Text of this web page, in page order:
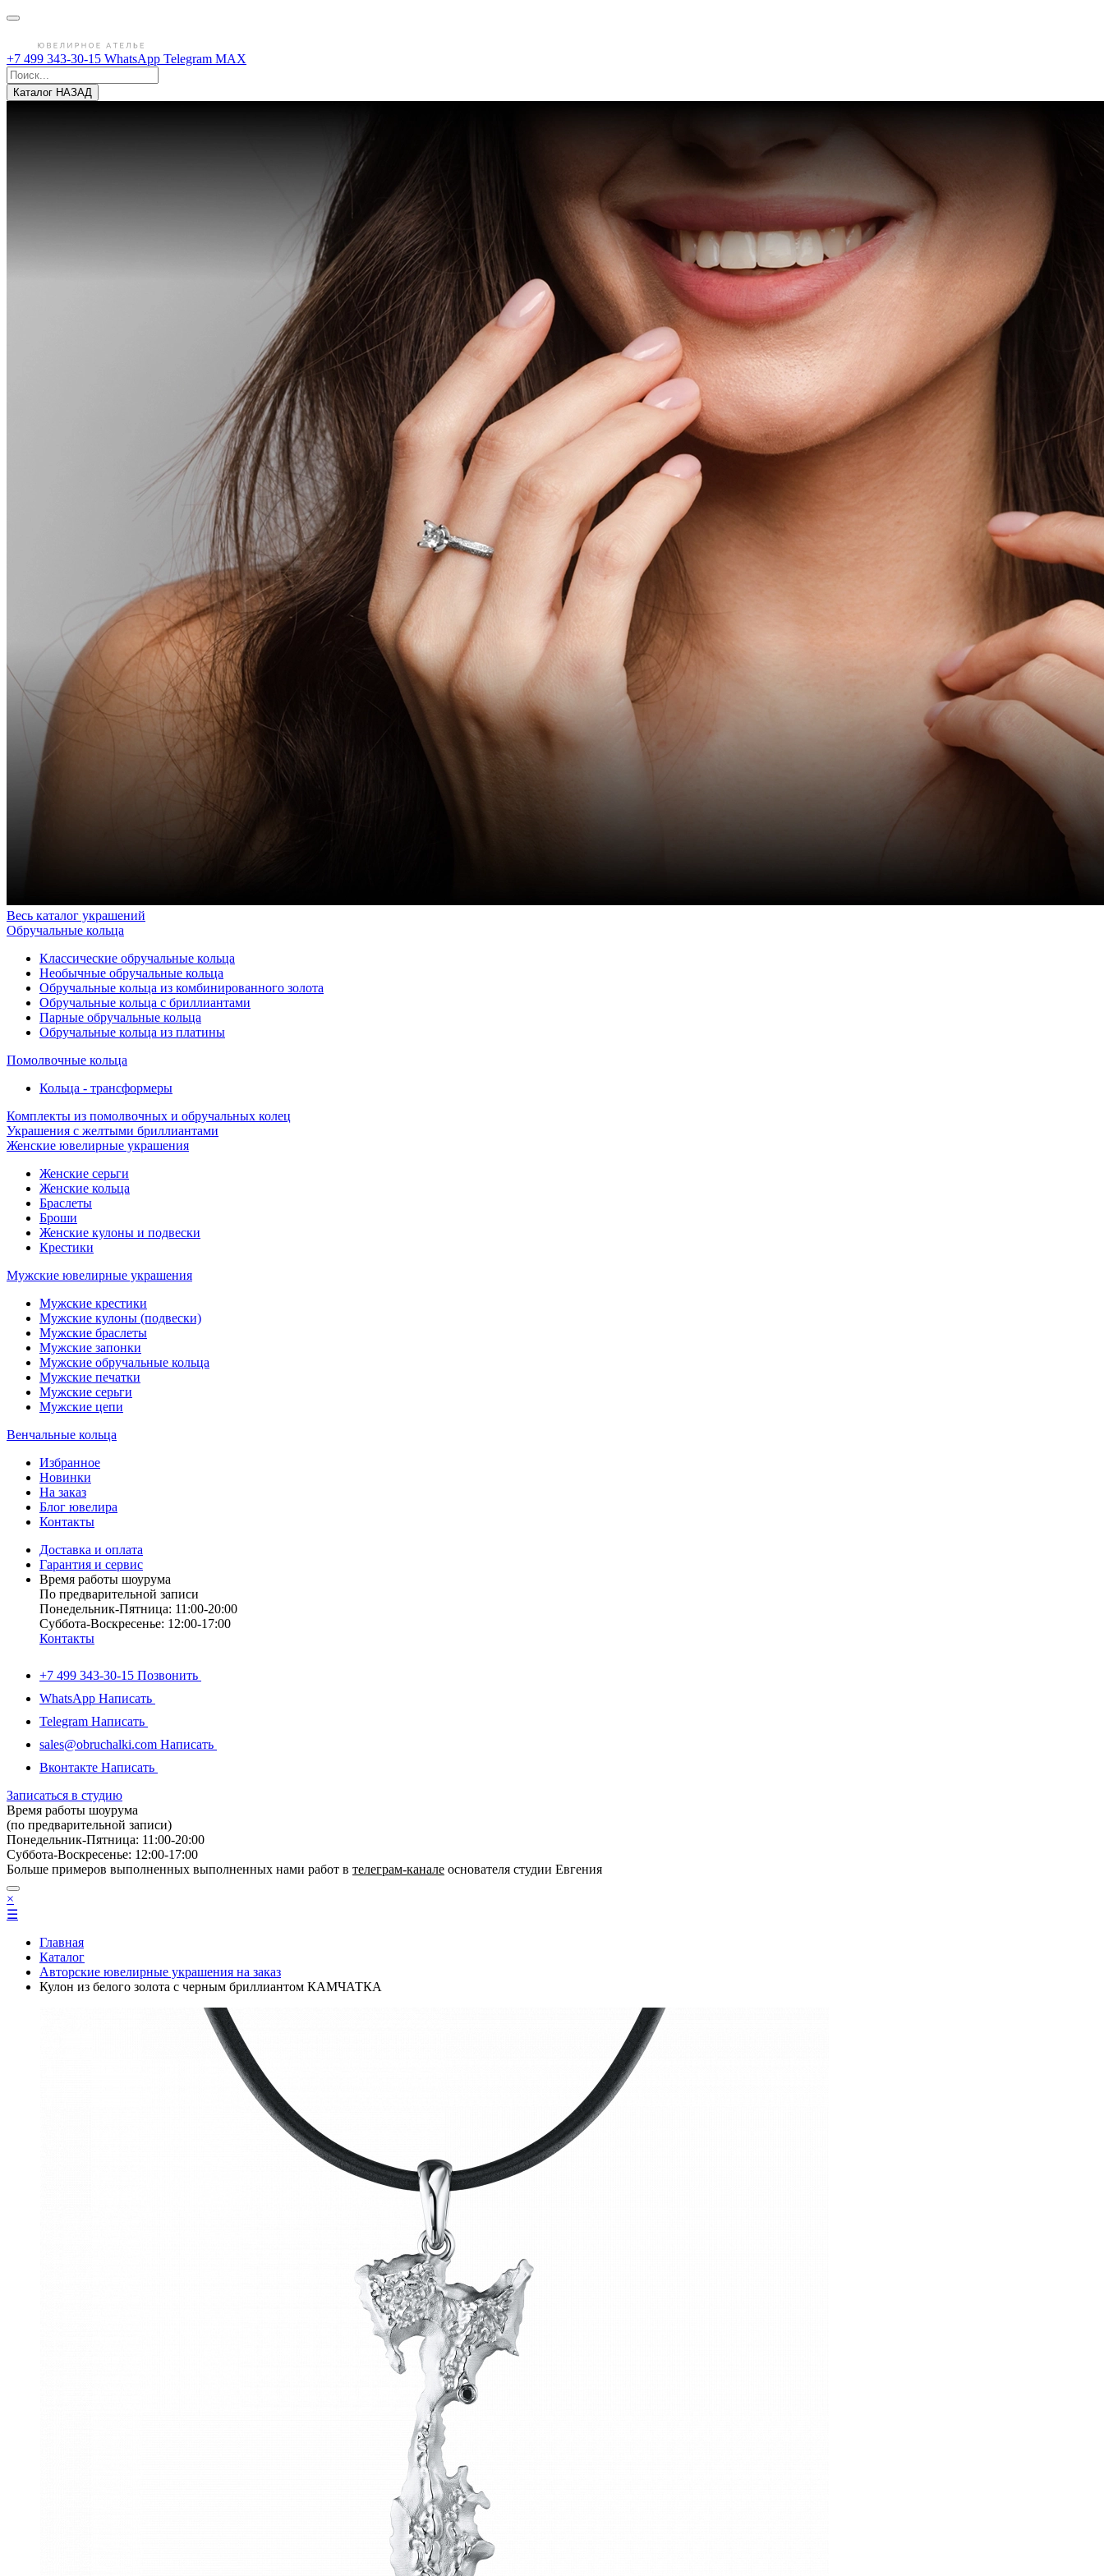
+7 499 343-30-15 WhatsApp Telegram MAX
Каталог НАЗАД
Весь каталог украшений
Обручальные кольца
Классические обручальные кольца
Необычные обручальные кольца
Обручальные кольца из комбинированного золота
Обручальные кольца с бриллиантами
Парные обручальные кольца
Обручальные кольца из платины
Помолвочные кольца
Кольца - трансформеры
Комплекты из помолвочных и обручальных колец
Украшения с желтыми бриллиантами
Женские ювелирные украшения
Женские серьги
Женские кольца
Браслеты
Броши
Женские кулоны и подвески
Крестики
Мужские ювелирные украшения
Мужские крестики
Мужские кулоны (подвески)
Мужские браслеты
Мужские запонки
Мужские обручальные кольца
Мужские печатки
Мужские серьги
Мужские цепи
Венчальные кольца
Избранное
Новинки
На заказ
Блог ювелира
Контакты
Доставка и оплата
Гарантия и сервис
Время работы шоурума
По предварительной записи
Понедельник-Пятница: 11:00-20:00
Суббота-Bоcкресенье: 12:00-17:00
Контакты
+7 499 343-30-15 Позвонить
WhatsApp Написать
Telegram Написать
sales@obruchalki.com Написать
Вконтакте Написать
Записаться в студию
Время работы шоурума
(по предварительной записи)
Понедельник-Пятница: 11:00-20:00
Суббота-Bоcкресенье: 12:00-17:00
Больше примеров выполненных выполненных нами работ в телеграм-канале основателя студии Евгения
×
☰
Главная
Каталог
Авторские ювелирные украшения на заказ
Кулон из белого золота с черным бриллиантом КАМЧАТКА